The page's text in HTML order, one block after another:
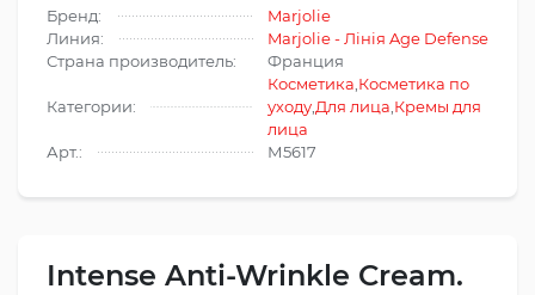
Бренд:
Marjolie
Линия:
Marjolie - Лінія Age Defense
Страна производитель:
Франция
Категории:
Косметика,Косметика по
уходу,Для лица,Кремы для
лица
Арт.:
М5617
Intense Anti-Wrinkle Cream.